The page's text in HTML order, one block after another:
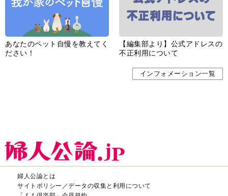
あなたのペット自慢を教えてく
ださい！
【編集部より】公式アドレスの
不正利用について
インフォメーション一覧
婦人公論とは
サイトポリシー／データの収集と利用について